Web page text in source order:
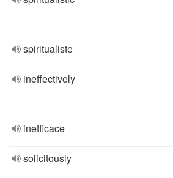
spiritualiste
ineffectively
inefficace
solicitously